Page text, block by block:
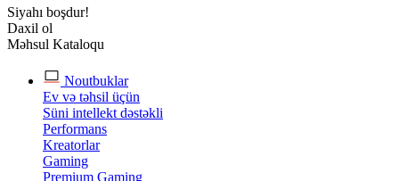
Siyahı boşdur!
Daxil ol
Məhsul Kataloqu
Noutbuklar
Ev və təhsil üçün
Süni intellekt dəstəkli
Performans
Kreatorlar
Gaming
Premium Gaming